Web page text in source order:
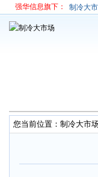
强华信息旗下： 制冷大
您当前位置： 制冷大市场